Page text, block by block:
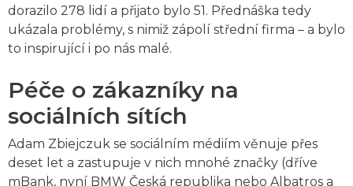
dorazilo 278 lidí a přijato bylo 51. Přednáška tedy
ukázala problémy, s nimiž zápolí střední firma – a bylo
to inspirující i po nás malé.
Péče o zákazníky na
sociálních sítích
Adam Zbiejczuk se sociálním médiím věnuje přes
deset let a zastupuje v nich mnohé značky (dříve
mBank, nyní BMW Česká republika nebo Albatros a